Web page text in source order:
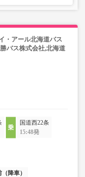
・アール北海道バス
バス株式会社,北海道
国道西22条
15:48発
降車）